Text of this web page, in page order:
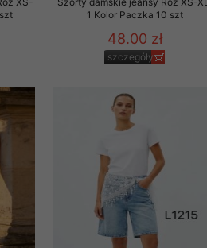
1 Kolor Paczka 10 szt
48.00 zł
szczegóły